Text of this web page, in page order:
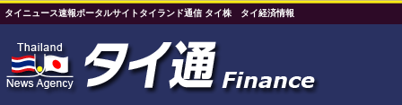
タイニュース速報ポータルサイトタイランド通信 タイ株 タイ経済情報